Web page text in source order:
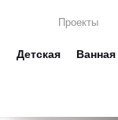
Проекты
Детская Ванная